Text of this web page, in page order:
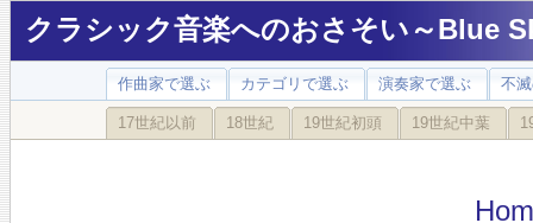
クラシック音楽へのおさそい～Blue
作曲家で選ぶ カテゴリで選ぶ 演奏家で選ぶ 不
17世紀以前 18世紀 19世紀初頭 19世紀中葉